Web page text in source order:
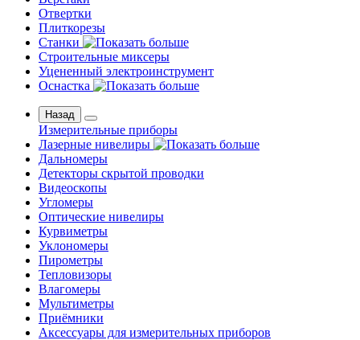
Отвертки
Плиткорезы
Станки
Строительные миксеры
Уцененный электроинструмент
Оснастка
Назад
Измерительные приборы
Лазерные нивелиры
Дальномеры
Детекторы скрытой проводки
Видеоскопы
Угломеры
Оптические нивелиры
Курвиметры
Уклономеры
Пирометры
Тепловизоры
Влагомеры
Мультиметры
Приёмники
Аксессуары для измерительных приборов